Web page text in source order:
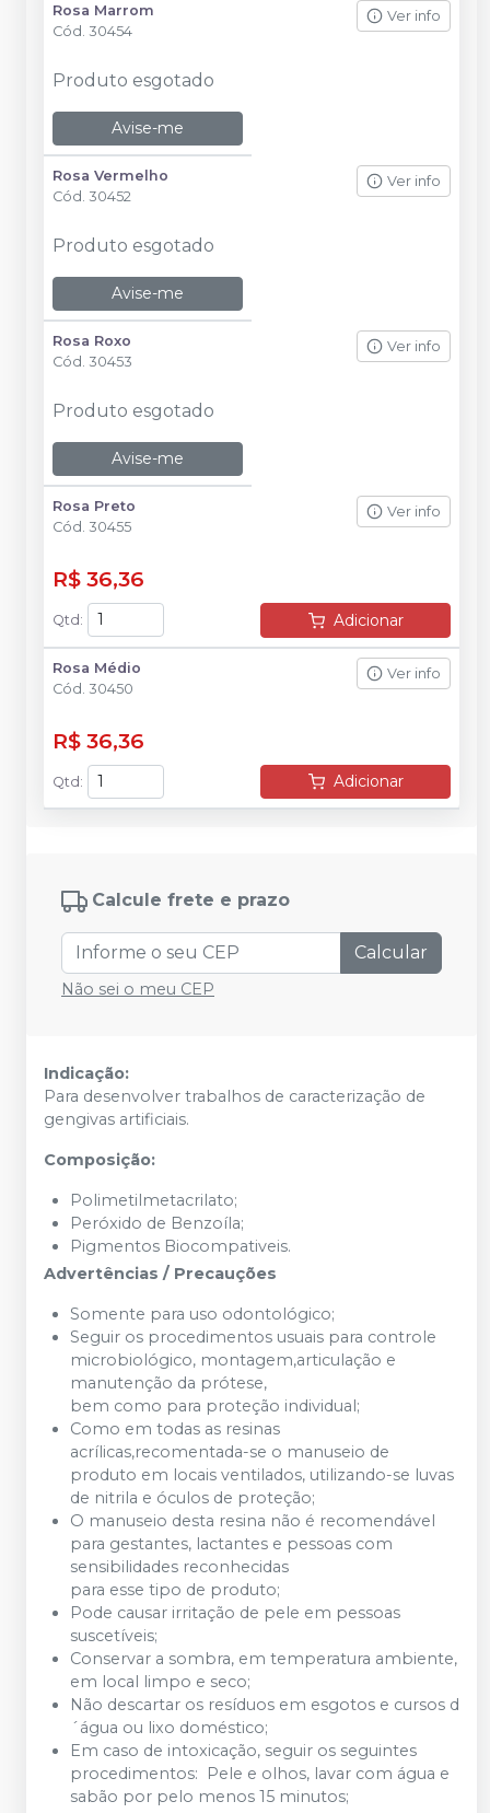
Rosa Marrom
Cód. 30454
Ver info
Produto esgotado
Avise-me
Rosa Vermelho
Cód. 30452
Ver info
Produto esgotado
Avise-me
Rosa Roxo
Cód. 30453
Ver info
Produto esgotado
Avise-me
Rosa Preto
Cód. 30455
Ver info
R$ 36,36
Qtd : Adicionar
Rosa Médio
Cód. 30450
Ver info
R$ 36,36
Qtd: Adicionar
Calcule frete e prazo
Calcular
Não sei o meu CEP
Indicação:
Para desenvolver trabalhos de caracterização de
gengivas artificiais.
Composição:
Polimetilmetacrilato;
Peróxido de Benzoíla;
Pigmentos Biocompativeis.
Advertências / Precauções
Somente para uso odontológico;
Seguir os procedimentos usuais para controle
microbiológico, montagem,articulação e
manutenção da prótese,
bem como para proteção individual;
Como em todas as resinas
acrílicas,recomentada-se o manuseio de
produto em locais ventilados, utilizando-se luvas
de nitrila e óculos de proteção;
O manuseio desta resina não é recomendável
para gestantes, lactantes e pessoas com
sensibilidades reconhecidas
para esse tipo de produto;
Pode causar irritação de pele em pessoas
suscetíveis;
Conservar a sombra, em temperatura ambiente,
em local limpo e seco;
Não descartar os resíduos em esgotos e cursos d
´água ou lixo doméstico;
Em caso de intoxicação, seguir os seguintes
procedimentos: Pele e olhos, lavar com água e
sabão por pelo menos 15 minutos;